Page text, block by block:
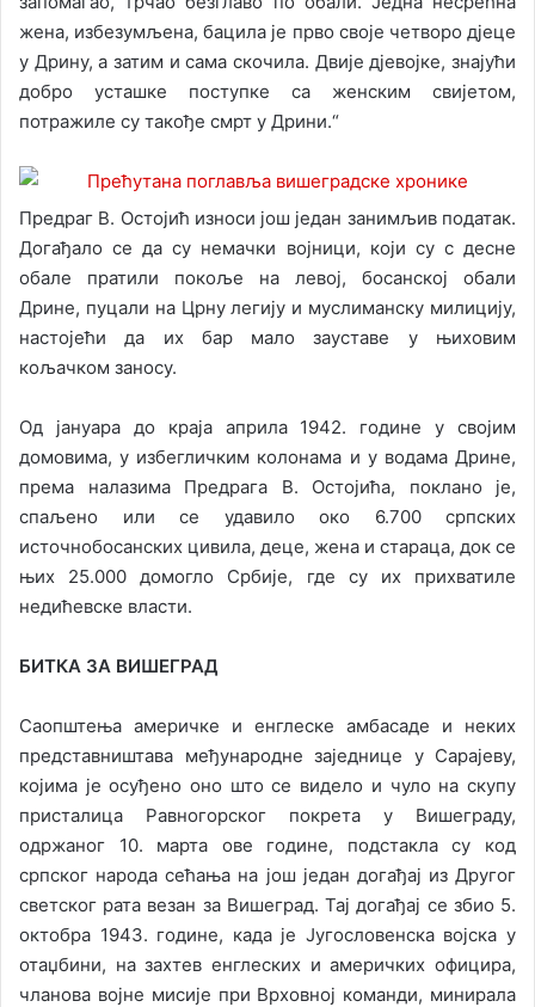
жена, избезумљена, бацила је прво своје четворо дјеце
у Дрину, а затим и сама скочила. Двије дјевојке, знајући
добро усташке поступке са женским свијетом,
потражиле су такође смрт у Дрини.“
Предраг В. Остојић износи још један занимљив податак.
Догађало се да су немачки војници, који су с десне
обале пратили покоље на левој, босанској обали
Дрине, пуцали на Црну легију и муслиманску милицију,
настојећи да их бар мало зауставе у њиховим
кољачком заносу.
Од јануара до краја априла 1942. године у својим
домовима, у избегличким колонама и у водама Дрине,
према налазима Предрага В. Остојића, поклано је,
спаљено или се удавило око 6.700 српских
источнобосанских цивила, деце, жена и стараца, док се
њих 25.000 домогло Србије, где су их прихватиле
недићевске власти.
БИТКА ЗА ВИШЕГРАД
Саопштења америчке и енглеске амбасаде и неких
представништава међународне заједнице у Сарајеву,
којима је осуђено оно што се видело и чуло на скупу
присталица Равногорског покрета у Вишеграду,
одржаног 10. марта ове године, подстакла су код
српског народа сећања на још један догађај из Другог
светског рата везан за Вишеград. Тај догађај се збио 5.
октобра 1943. године, када је Југословенска војска у
отаџбини, на захтев енглеских и америчких официра,
чланова војне мисије при Врховној команди, минирала